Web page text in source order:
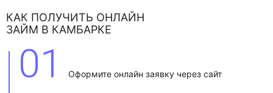
КАК ПОЛУЧИТЬ ОНЛАЙН
ЗАЙМ В КАМБАРКЕ
01 Оформите онлайн заявку через сайт